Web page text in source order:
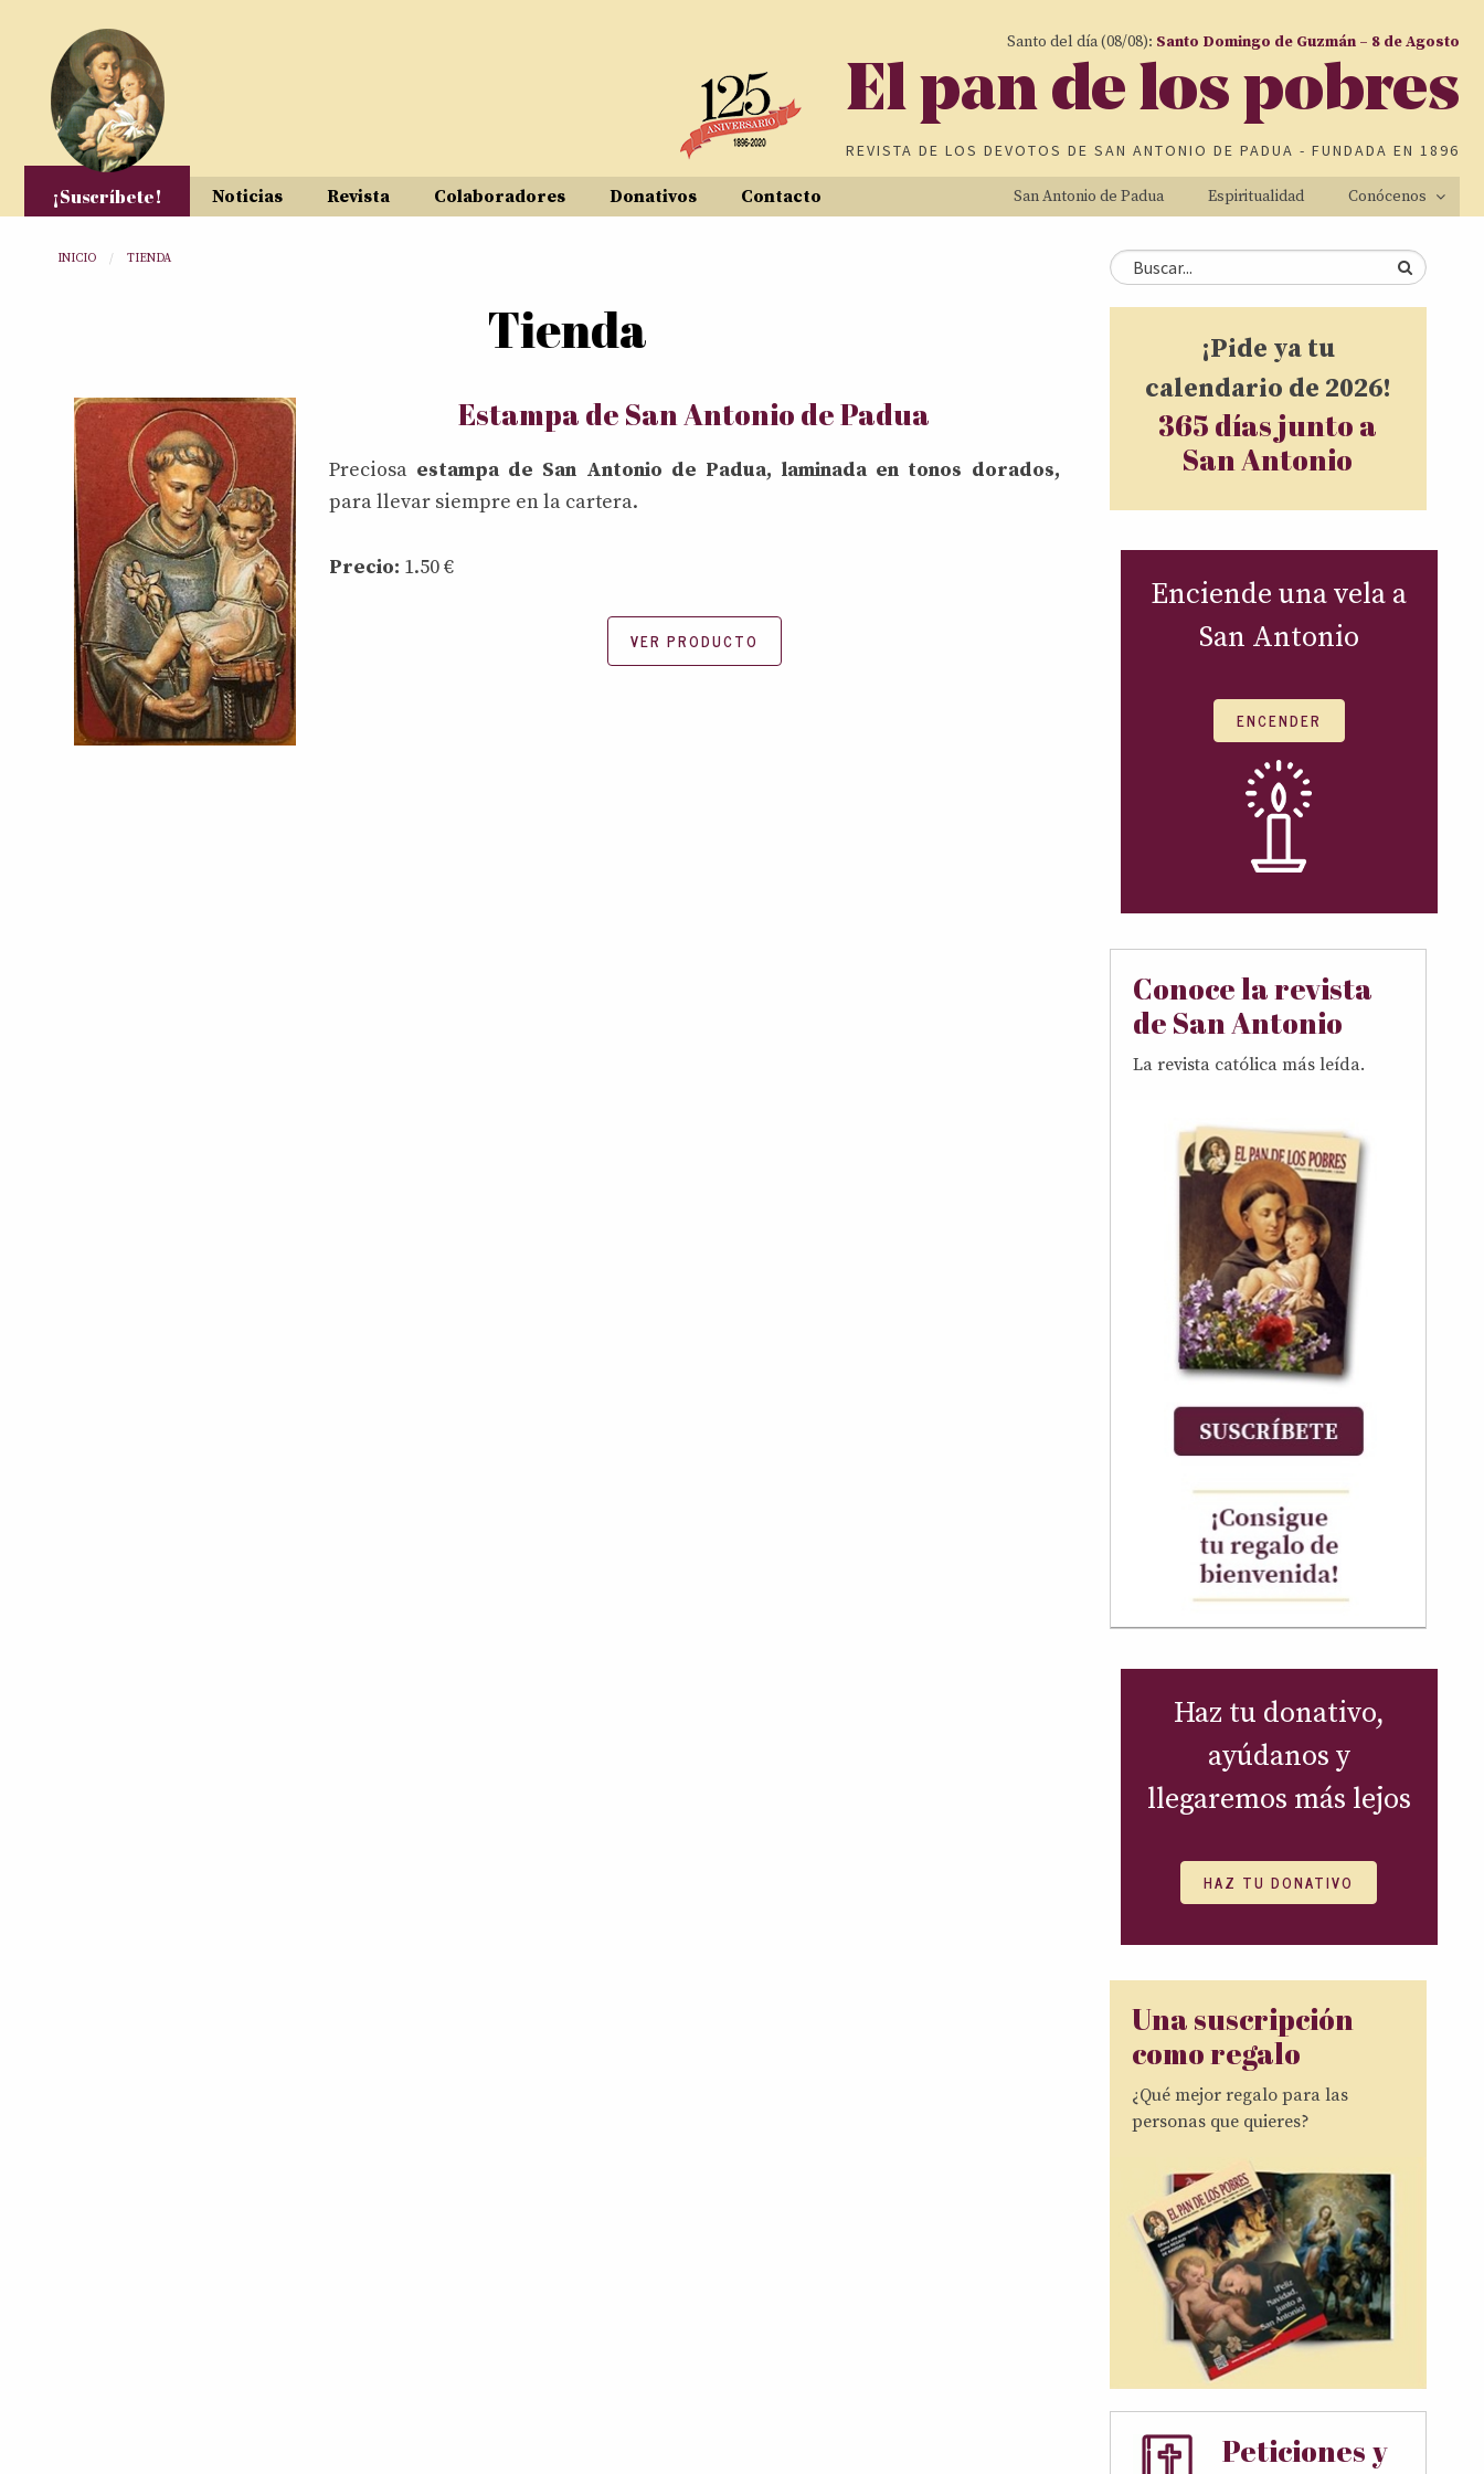
Santo del día (08/08): Santo Domingo de Guzmán – 8 de Agosto
El pan de los pobres
REVISTA DE LOS DEVOTOS DE SAN ANTONIO DE PADUA - FUNDADA EN 1896
¡Suscríbete! Noticias Revista Colaboradores Donativos Contacto San Antonio de Padua Espiritualidad Conócenos
Usted está aquí
INICIO TIENDA
Tienda
Estampa de San Antonio de Padua
Preciosa estampa de San Antonio de Padua, laminada en tonos dorados,
para llevar siempre en la cartera.
Precio: 1.50 €
VER PRODUCTO
Formulario de
búsqueda
Buscar
¡Pide ya tu
calendario de 2026!
365 días junto a
San Antonio
Enciende una vela a
San Antonio
ENCENDER
Conoce la revista
de San Antonio
La revista católica más leída.
Haz tu donativo,
ayúdanos y
llegaremos más lejos
HAZ TU DONATIVO
Una suscripción
como regalo
¿Qué mejor regalo para las
personas que quieres?
Peticiones y